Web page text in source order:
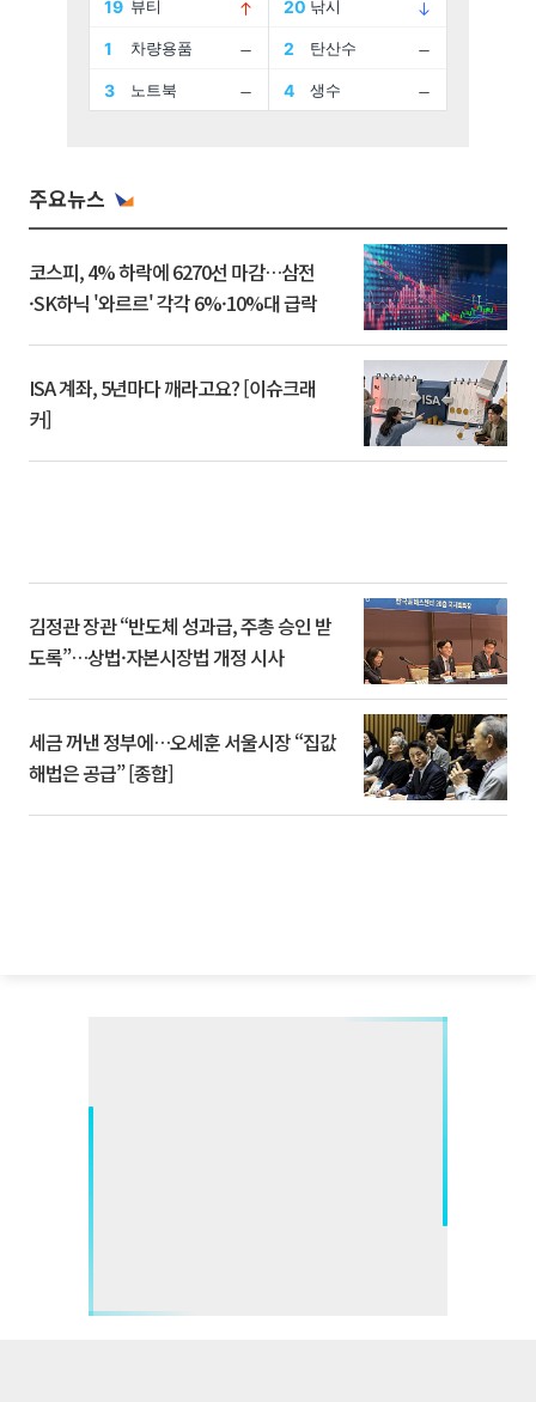
주요뉴스
코스피, 4% 하락에 6270선 마감…삼전
·SK하닉 '와르르' 각각 6%·10%대 급락
ISA 계좌, 5년마다 깨라고요? [이슈크래
커]
김정관 장관 “반도체 성과급, 주총 승인 받
도록”…상법·자본시장법 개정 시사
세금 꺼낸 정부에…오세훈 서울시장 “집값
해법은 공급” [종합]